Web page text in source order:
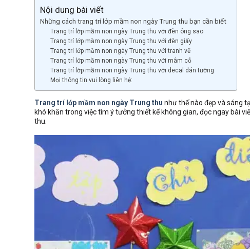
Nội dung bài viết
Những cách trang trí lớp mầm non ngày Trung thu bạn cần biết
Trang trí lớp mầm non ngày Trung thu với đèn ông sao
Trang trí lớp mầm non ngày Trung thu với đèn giấy
Trang trí lớp mầm non ngày Trung thu với tranh vẽ
Trang trí lớp mầm non ngày Trung thu với mâm cỗ
Trang trí lớp mầm non ngày Trung thu với decal dán tường
Mọi thông tin vui lòng liên hệ:
Trang trí lớp mầm non ngày Trung thu như thế nào đẹp và sáng
khó khăn trong việc tìm ý tưởng thiết kế không gian, đọc ngay bài
thu.